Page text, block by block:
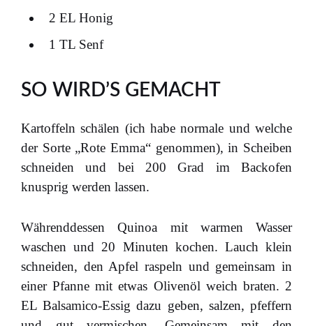
2 EL Honig
1 TL Senf
SO WIRD’S GEMACHT
Kartoffeln schälen (ich habe normale und welche
der Sorte „Rote Emma“ genommen), in Scheiben
schneiden und bei 200 Grad im Backofen
knusprig werden lassen.
Währenddessen Quinoa mit warmen Wasser
waschen und 20 Minuten kochen. Lauch klein
schneiden, den Apfel raspeln und gemeinsam in
einer Pfanne mit etwas Olivenöl weich braten. 2
EL Balsamico-Essig dazu geben, salzen, pfeffern